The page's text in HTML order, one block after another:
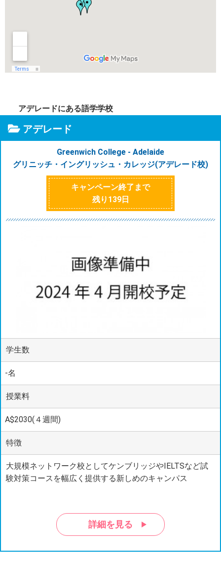
アデレードにある語学学校
アデレード
Greenwich College - Adelaide
グリニッチ・イングリッシュ・カレッジ(アデレード校)
キャンペーン終了まで
残り 139日
学生数
-名
授業料
A$2030(４週間)
特徴
大規模ネットワーク校としてケンブリッジやIELTSなど試
験対策コースを幅広く提供する新しめのキャンパス
詳細を見る